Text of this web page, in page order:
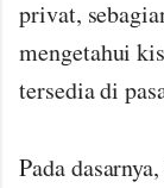
privat,
mengetahui
tersedia di
Pada